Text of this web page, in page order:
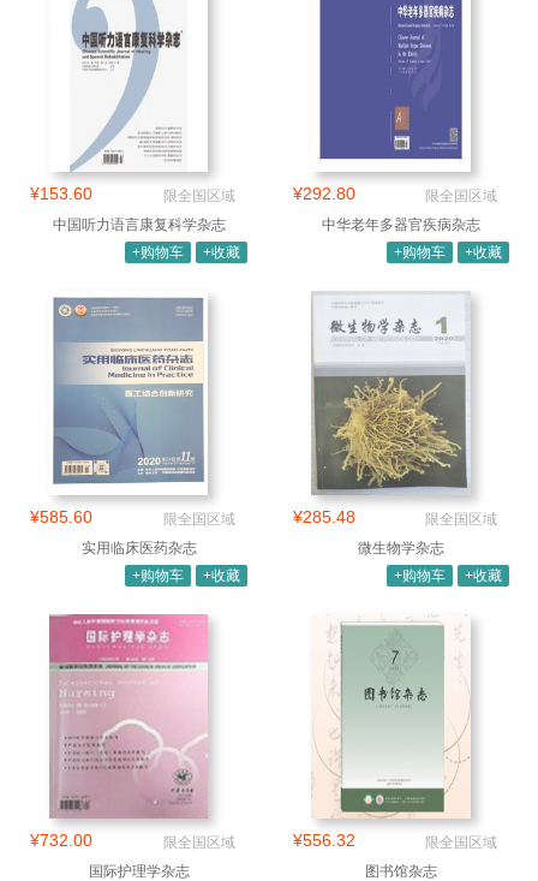
¥153.60
限全国区域
中国听力语言康复科学杂志
+购物车
+收藏
¥292.80
限全国区域
中华老年多器官疾病杂志
+购物车
+收藏
¥585.60
限全国区域
实用临床医药杂志
+购物车
+收藏
¥285.48
限全国区域
微生物学杂志
+购物车
+收藏
¥732.00
限全国区域
国际护理学杂志
¥556.32
限全国区域
图书馆杂志